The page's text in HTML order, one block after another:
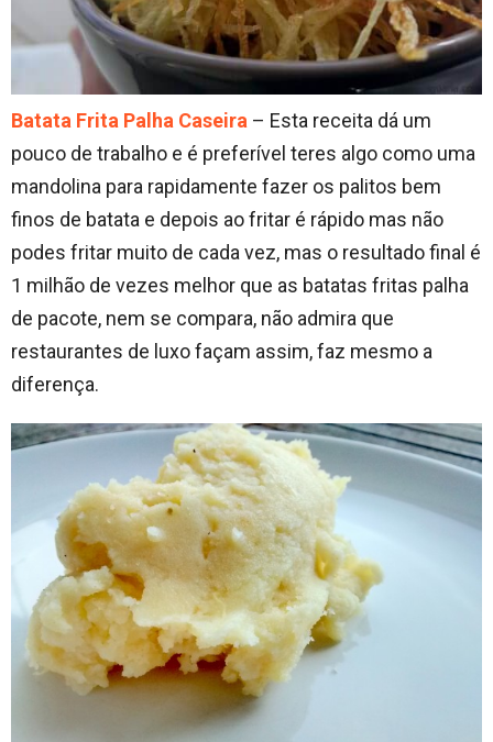
Batata Frita Palha Caseira – Esta receita dá um
pouco de trabalho e é preferível teres algo como uma
mandolina para rapidamente fazer os palitos bem
finos de batata e depois ao fritar é rápido mas não
podes fritar muito de cada vez, mas o resultado final é
1 milhão de vezes melhor que as batatas fritas palha
de pacote, nem se compara, não admira que
restaurantes de luxo façam assim, faz mesmo a
diferença.